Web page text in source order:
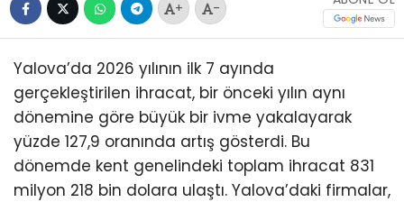
+ -
Yalova’da 2026 yılının ilk 7 ayında
gerçekleştirilen ihracat, bir önceki yılın aynı
dönemine göre büyük bir ivme yakalayarak
yüzde 127,9 oranında artış gösterdi. Bu
dönemde kent genelindeki toplam ihracat 831
milyon 218 bin dolara ulaştı. Yalova’daki firmalar,